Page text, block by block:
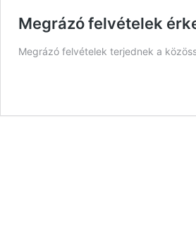
Megrázó felvételek
Megrázó felvételek terjednek a